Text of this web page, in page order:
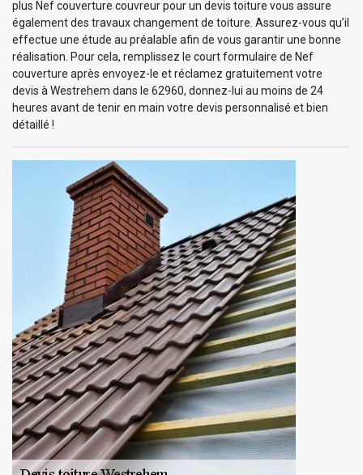
plus Nef couverture couvreur pour un devis toiture vous assure
également des travaux changement de toiture. Assurez-vous qu’il
effectue une étude au préalable afin de vous garantir une bonne
réalisation. Pour cela, remplissez le court formulaire de Nef
couverture après envoyez-le et réclamez gratuitement votre
devis à Westrehem dans le 62960, donnez-lui au moins de 24
heures avant de tenir en main votre devis personnalisé et bien
détaillé !